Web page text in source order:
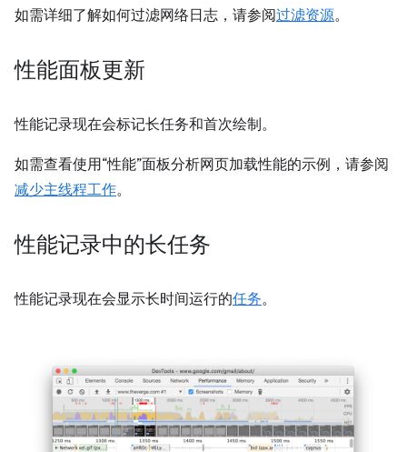
如需详细了解如何过滤网络日志，请参阅过滤资源。
性能面板更新
性能记录现在会标记长任务和首次绘制。
如需查看使用“性能”面板分析网页加载性能的示例，请参阅
减少主线程工作。
性能记录中的长任务
性能记录现在会显示长时间运行的任务。